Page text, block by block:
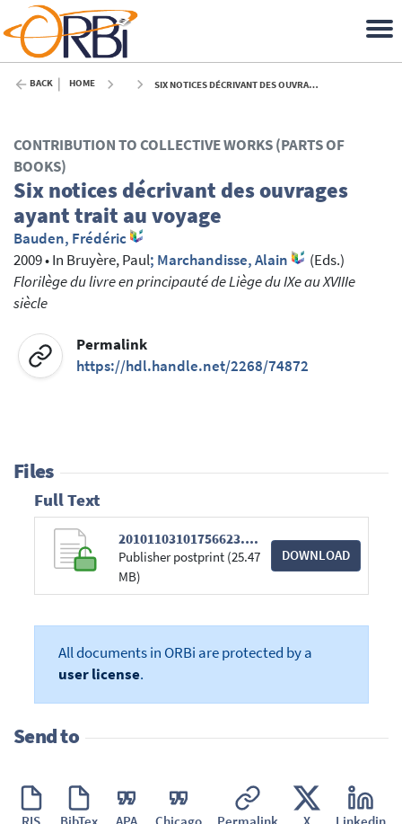
BACK HOME SIX NOTICES DÉCRIVANT DES OUVRAGES AYANT TRAIT AU VOYAGE - 2009
CONTRIBUTION TO COLLECTIVE WORKS (PARTS OF
BOOKS)
Six notices décrivant des ouvrages
ayant trait au voyage
Bauden, Frédéric
2009•In Bruyère, Paul; Marchandisse, Alain
(Eds.)
Florilège du livre en principauté de Liège du IXe au XVIIIe
siècle
Permalink
https://hdl.handle.net/2268/74872
Files
Full Text
20101103101756623.pdf
Publisher postprint (25.47
MB)
DOWNLOAD
All documents in ORBi are protected by a
user license.
Send to
RIS BibTex APA Chicago Permalink X Linkedin